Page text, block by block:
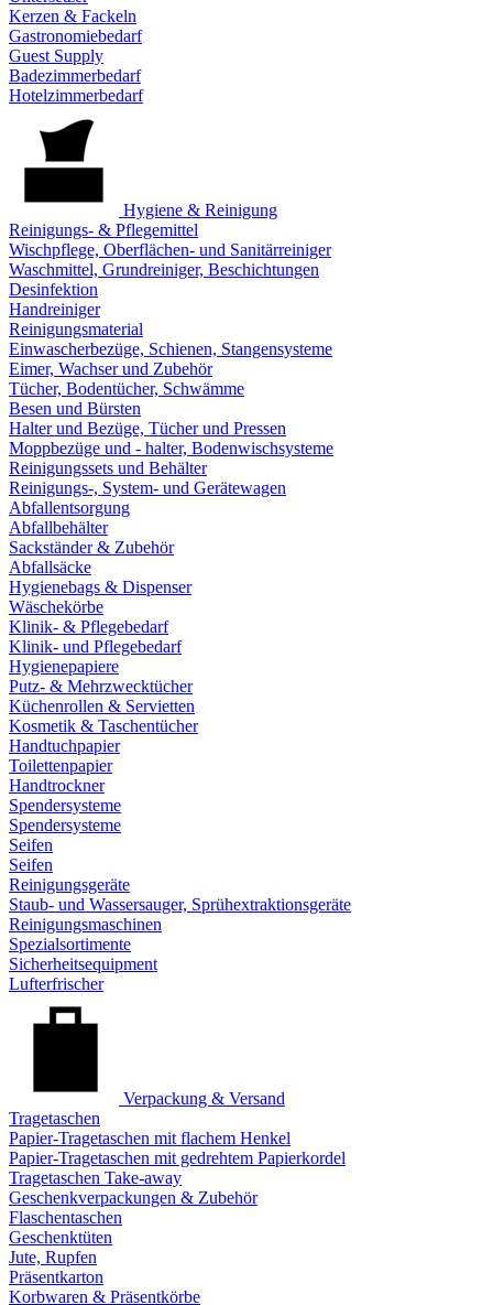
Kerzen & Fackeln
Gastronomiebedarf
Guest Supply
Badezimmerbedarf
Hotelzimmerbedarf
Hygiene & Reinigung
Reinigungs- & Pflegemittel
Wischpflege, Oberflächen- und Sanitärreiniger
Waschmittel, Grundreiniger, Beschichtungen
Desinfektion
Handreiniger
Reinigungsmaterial
Einwascherbezüge, Schienen, Stangensysteme
Eimer, Wachser und Zubehör
Tücher, Bodentücher, Schwämme
Besen und Bürsten
Halter und Bezüge, Tücher und Pressen
Moppbezüge und - halter, Bodenwischsysteme
Reinigungssets und Behälter
Reinigungs-, System- und Gerätewagen
Abfallentsorgung
Abfallbehälter
Sackständer & Zubehör
Abfallsäcke
Hygienebags & Dispenser
Wäschekörbe
Klinik- & Pflegebedarf
Klinik- und Pflegebedarf
Hygienepapiere
Putz- & Mehrzwecktücher
Küchenrollen & Servietten
Kosmetik & Taschentücher
Handtuchpapier
Toilettenpapier
Handtrockner
Spendersysteme
Spendersysteme
Seifen
Seifen
Reinigungsgeräte
Staub- und Wassersauger, Sprühextraktionsgeräte
Reinigungsmaschinen
Spezialsortimente
Sicherheitsequipment
Lufterfrischer
Verpackung & Versand
Tragetaschen
Papier-Tragetaschen mit flachem Henkel
Papier-Tragetaschen mit gedrehtem Papierkordel
Tragetaschen Take-away
Geschenkverpackungen & Zubehör
Flaschentaschen
Geschenktüten
Jute, Rupfen
Präsentkarton
Korbwaren & Präsentkörbe